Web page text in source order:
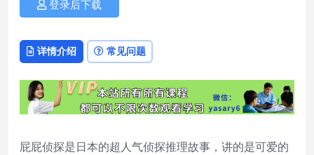
登录后下载
详情介绍 常见问题
屁屁侦探是日本的超人气侦探推理故事，讲的是可爱的